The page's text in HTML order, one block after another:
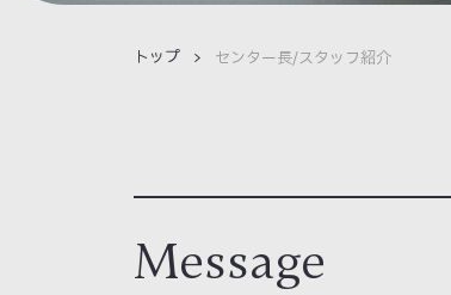
トップ センター長/スタッフ紹介
Message